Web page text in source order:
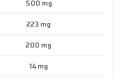
500 mg
223 mg
200 mg
14 mg